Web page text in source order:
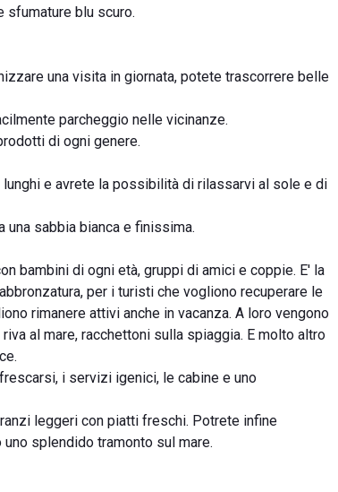
blu scuro.
una visita in giornata, potete trascorrere belle
parcheggio nelle vicinanze.
di ogni genere.
e avrete la possibilità di rilassarvi al sole e di
sabbia bianca e finissima.
bambini di ogni età, gruppi di amici e coppie. E' la
per i turisti che vogliono recuperare le
rimanere attivi anche in vacanza. A loro vengono
al mare, racchettoni sulla spiaggia. E molto altro
i servizi igenici, le cabine e uno
leggeri con piatti freschi. Potrete infine
splendido tramonto sul mare.